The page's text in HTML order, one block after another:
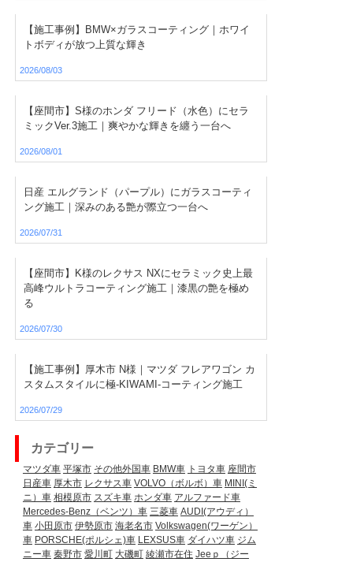
【施工事例】BMW×ガラスコーティング｜ホワイ
トボディが放つ上質な輝き
2026/08/03
【座間市】S様のホンダ フリード（水色）にセラ
ミックVer.3施工｜爽やかな輝きを纏う一台へ
2026/08/01
日産 エルグランド（パープル）にガラスコーティ
ング施工｜深みのある艶が際立つ一台へ
2026/07/31
【座間市】K様のレクサス NXにセラミック史上最
高峰ウルトラコーティング施工｜漆黒の艶を極め
る
2026/07/30
【施工事例】厚木市 N様｜マツダ フレアワゴン カ
スタムスタイルに極-KIWAMI-コーティング施工
2026/07/29
カテゴリー
マツダ車 平塚市 その他外国車 BMW車 トヨタ車 座間市
日産車 厚木市 レクサス車 VOLVO（ボルボ）車 MINI(ミ
ニ）車 相模原市 スズキ車 ホンダ車 アルファード車
Mercedes-Benz（ベンツ）車 三菱車 AUDI(アウディ）
車 小田原市 伊勢原市 海老名市 Volkswagen(ワーゲン）
車 PORSCHE(ポルシェ)車 LEXSUS車 ダイハツ車 ジム
ニー車 秦野市 愛川町 大磯町 綾瀬市在住 Jeeｐ（ジー